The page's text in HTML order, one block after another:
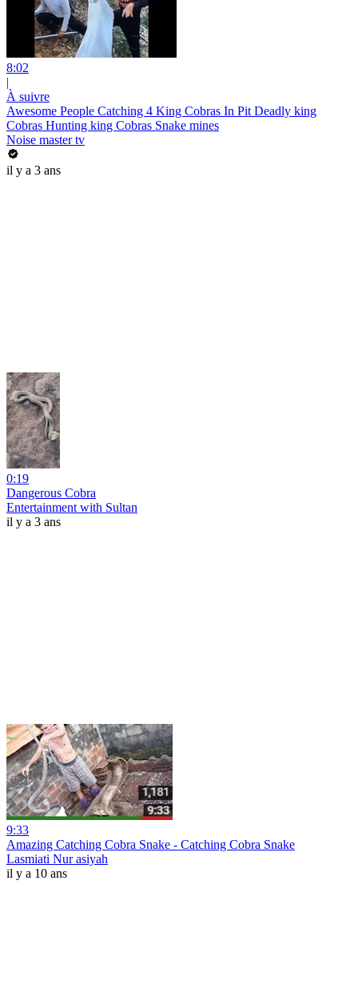
8:02
|
À suivre
Awesome People Catching 4 King Cobras In Pit Deadly king
Cobras Hunting king Cobras Snake mines
Noise master tv
il y a 3 ans
0:19
Dangerous Cobra
Entertainment with Sultan
il y a 3 ans
9:33
Amazing Catching Cobra Snake - Catching Cobra Snake
Lasmiati Nur asiyah
il y a 10 ans